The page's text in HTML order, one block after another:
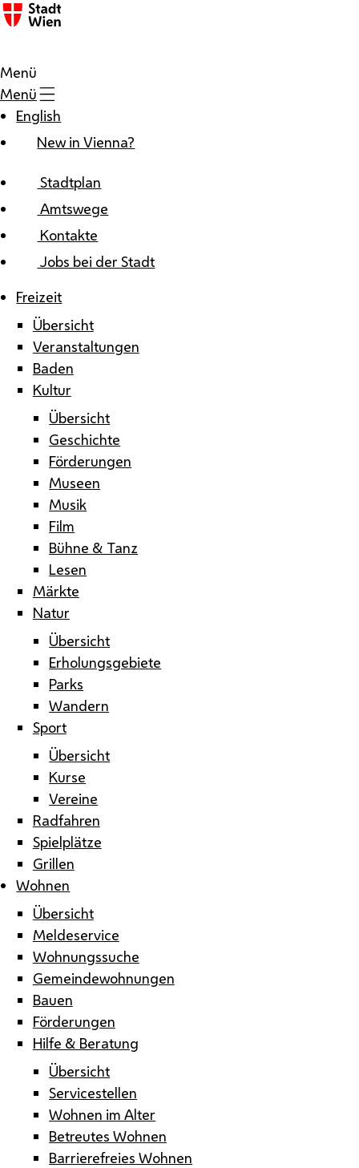
Zum Inhalt
Menü
Menü
English
New in Vienna?
Stadtplan
Amtswege
Kontakte
Jobs bei der Stadt
Freizeit
Übersicht
Veranstaltungen
Baden
Kultur
Übersicht
Geschichte
Förderungen
Museen
Musik
Film
Bühne & Tanz
Lesen
Märkte
Natur
Übersicht
Erholungsgebiete
Parks
Wandern
Sport
Übersicht
Kurse
Vereine
Radfahren
Spielplätze
Grillen
Wohnen
Übersicht
Meldeservice
Wohnungssuche
Gemeindewohnungen
Bauen
Förderungen
Hilfe & Beratung
Übersicht
Servicestellen
Wohnen im Alter
Betreutes Wohnen
Barrierefreies Wohnen